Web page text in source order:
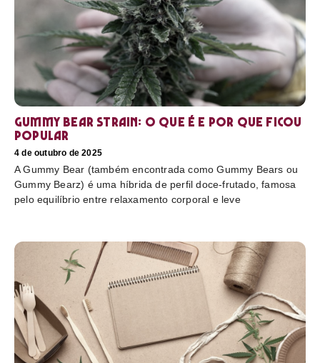
Gummy Bear Strain: o que é e por que ficou
popular
4 de outubro de 2025
A Gummy Bear (também encontrada como Gummy Bears ou
Gummy Bearz) é uma híbrida de perfil doce-frutado, famosa
pelo equilíbrio entre relaxamento corporal e leve